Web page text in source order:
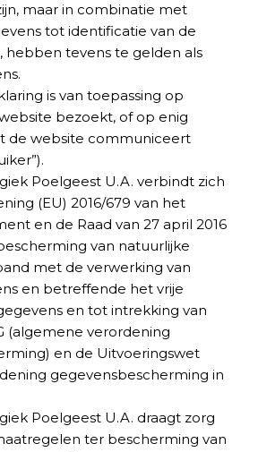
maar in combinatie met
tot identificatie van de
hebben tevens te gelden als
is van toepassing op
bezoekt, of op enig
de website communiceert
Poelgeest U.A. verbindt zich
(EU) 2016/679 van het
en de Raad van 27 april 2016
van natuurlijke
met de verwerking van
en betreffende het vrije
en tot intrekking van
(algemene verordening
en de Uitvoeringswet
gegevensbescherming in
Poelgeest U.A. draagt zorg
ter bescherming van